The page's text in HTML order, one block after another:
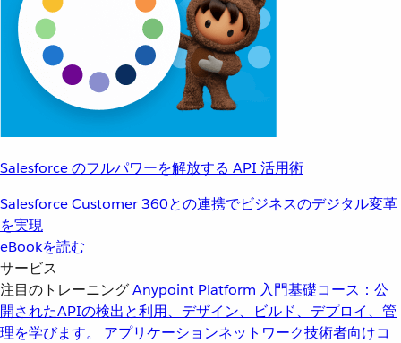
Salesforce のフルパワーを解放する API 活用術
Salesforce Customer 360との連携でビジネスのデジタル変革
を実現
eBookを読む
サービス
注目のトレーニングAnypoint Platform 入門基礎コース：公
開されたAPIの検出と利用、デザイン、ビルド、デプロイ、管
理を学びます。
アプリケーションネットワーク技術者向けコ